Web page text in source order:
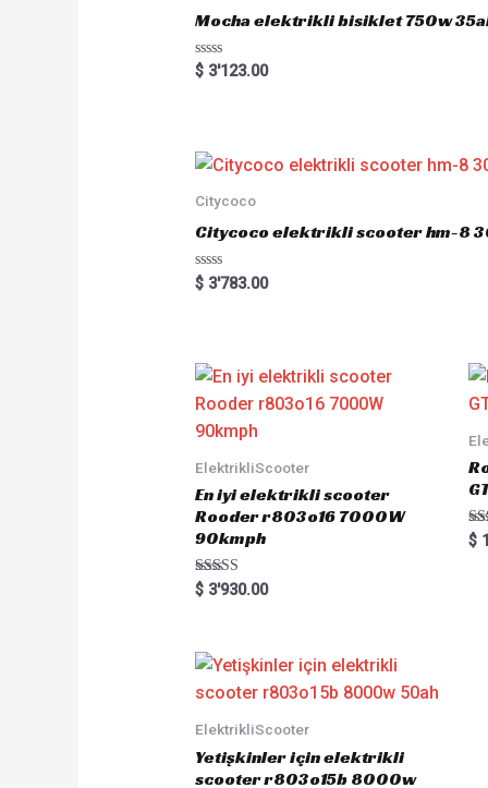
Mocha elektrikli bisiklet 750w
R
a
o
u
o
f
5
$3'123.00
Citycoco
Citycoco elektrikli scooter hm-8
R
a
o
u
t
o
f
5
$3'783.00
ElektrikliScooter
En iyi elektrikli scooter
Rooder r803o16 7000W
90kmph
Rated
5.00
$3'930.00
5.00
$
ElektrikliScooter
Yetişkinler için elektrikli
scooter r803o15b 8000w